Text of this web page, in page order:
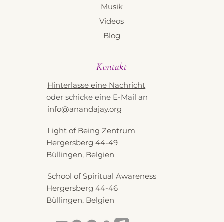
Kontakt
Hinterlasse eine Nachricht
oder schicke eine E-Mail an
info@anandajay.org
Light of Being Zentrum
Hergersberg 44-49
Büllingen, Belgien
School of Spiritual Awareness
Hergersberg 44-46
Büllingen, Belgien
Musik
Videos
Blog